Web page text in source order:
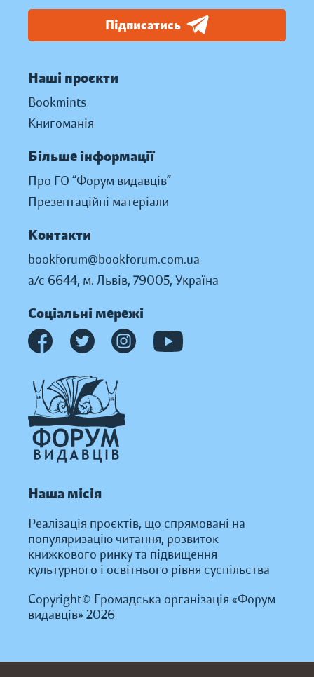
Підписатись
Наші проєкти
Bookmints
Книгоманія
Більше інформації
Про ГО “Форум видавців”
Презентаційні матеріали
Контакти
bookforum@bookforum.com.ua
а/с 6644, м. Львів, 79005, Україна
Соціальні мережі
Наша місія
Реалізація проєктів, що спрямовані на
популяризацію читання, розвиток
книжкового ринку та підвищення
культурного і освітнього рівня суспільства
Copyright© Громадська організація «Форум
видавців» 2026